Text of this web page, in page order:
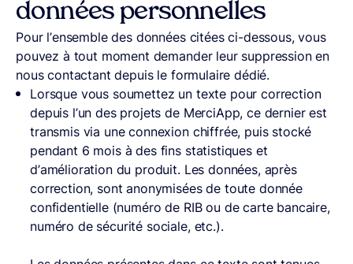
données personnelles
Pour l’ensemble des données citées ci-dessous, vous
pouvez à tout moment demander leur suppression en
nous contactant depuis le formulaire dédié.
Lorsque vous soumettez un texte pour correction
depuis l’un des projets de MerciApp, ce dernier est
transmis via une connexion chiffrée, puis stocké
pendant 6 mois à des fins statistiques et
d’amélioration du produit. Les données, après
correction, sont anonymisées de toute donnée
confidentielle (numéro de RIB ou de carte bancaire,
numéro de sécurité sociale, etc.).